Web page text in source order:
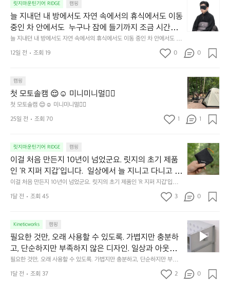
릿지마운틴기어 RIDGE 캠핑
늘 지내던 내 방에서도 자연 속에서의 휴식에서도 이동
중인 차 안에서도  누구나 잠에 들기까지 조금 시간이
걸리는 순간이 있습니다.  그럴 때는 차분하게 눈을 가
려보세요. 마치 암막 커튼을 조용히 내리듯이.  Polarte
c® Wind Pro™의 온기가 눈가를 포근히 감싸줍니다.
줍니다.  이 슬립 웜을 쓰는 것만으로 그곳은 나만의 밤
이 됩니다.  안녕히 주무세요.
늘 지내던 내 방에서도 자연 속에서의 휴식에서도 이동 중인 차 안에서도  누
구나 잠에 들기까지 조금 시간이 걸리는 순간이 있습니다.  그럴 때는 차분하
게 눈을 가려보세요. 마치 암막 커튼을 조용히 내리듯이.  Polartec® Wind
밤이 됩니다.  안녕히 주무세요.
내
던
방
도
자
연
속
에
의
휴
식
에
도
이
중
인
차
안
서
도
12일 전 조회 19 0 0
캠핑
첫 모토솔캠 😌☺️ 미니미니멀👌🏼
첫 모토솔캠 😌☺️ 미니미니멀👌🏼
첫
모
토
솔
캠
☺️
미
니
미
멀
👌🏼
25일 전 조회 70 1 1
릿지마운틴기어 RIDGE 캠핑
이걸 처음 만든지 10년이 넘었군요. 릿지의 초기 제품
인 ‘R 지퍼 지갑’입니다.  일상에서 늘 지니고 다니고 싶
어지는 물건에는 크기, 무게, 형태, 색감 사이의 아주 미
묘한 밸런스가 존재합니다.  예를 들자면 일에 집중하
느라 책상 위 가장자리에 대충 걸쳐 놓아도 시야에 걸
는 균형감에서 출발했습니다.  그중에서도 슬림함에 철
저히 집착했습니다. 튼튼한 내구도와 넉넉한 수납력을
해치치 않는 선에서, 가장 가볍고 얇게 설계했습니다.
이 디자인과 사용감은, 꼭 직접 손으로 만져보며 경험
해 보시기를 바랍니다.
이걸 처음 만든지 10년이 넘었군요. 릿지의 초기 제품인 ‘R 지퍼 지갑’입니
다.  일상에서 늘 지니고 다니고 싶어지는 물건에는 크기, 무게, 형태, 색감
사이의 아주 미묘한 밸런스가 존재합니다.  예를 들자면 일에 집중하느라 책
철저히 집착했습니다. 튼튼한 내구도와 넉넉한 수납력을 해치치 않는 선에
서, 가장 가볍고 얇게 설계했습니다.  이 디자인과 사용감은, 꼭 직접 손으로
만져보며 경험해 보시기를 바랍니다.
이
걸
처
음
든
0
년
이
넘
군
1달 전 조회 45 3 0
Kineticworks 캠핑
필요한 것만, 오래 사용할 수 있도록. 가볍지만 충분하
고, 단순하지만 부족하지 않은 디자인. 일상과 아웃도
어의 경계를 자연스럽게 이어주는 RIDGE MOUNTAIN
GEAR. 키네틱웍스에서 만나보세요.
필요한 것만, 오래 사용할 수 있도록. 가볍지만 충분하고, 단순하지만 부족하
지 않은 디자인. 일상과 아웃도어의 경계를 자연스럽게 이어주는 RIDGE M
OUNTAIN GEAR. 키네틱웍스에서 만나보세요.
필
요
한
것
오
1달 전 조회 37 2 0